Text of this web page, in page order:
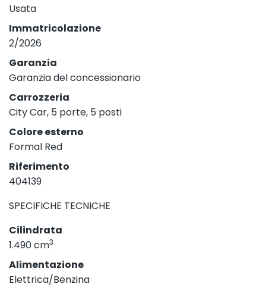
Usata
Immatricolazione
2/2026
Garanzia
Garanzia del concessionario
Carrozzeria
City Car, 5 porte, 5 posti
Colore esterno
Formal Red
Riferimento
404139
SPECIFICHE TECNICHE
Cilindrata
1.490 cm3
Alimentazione
Elettrica/Benzina